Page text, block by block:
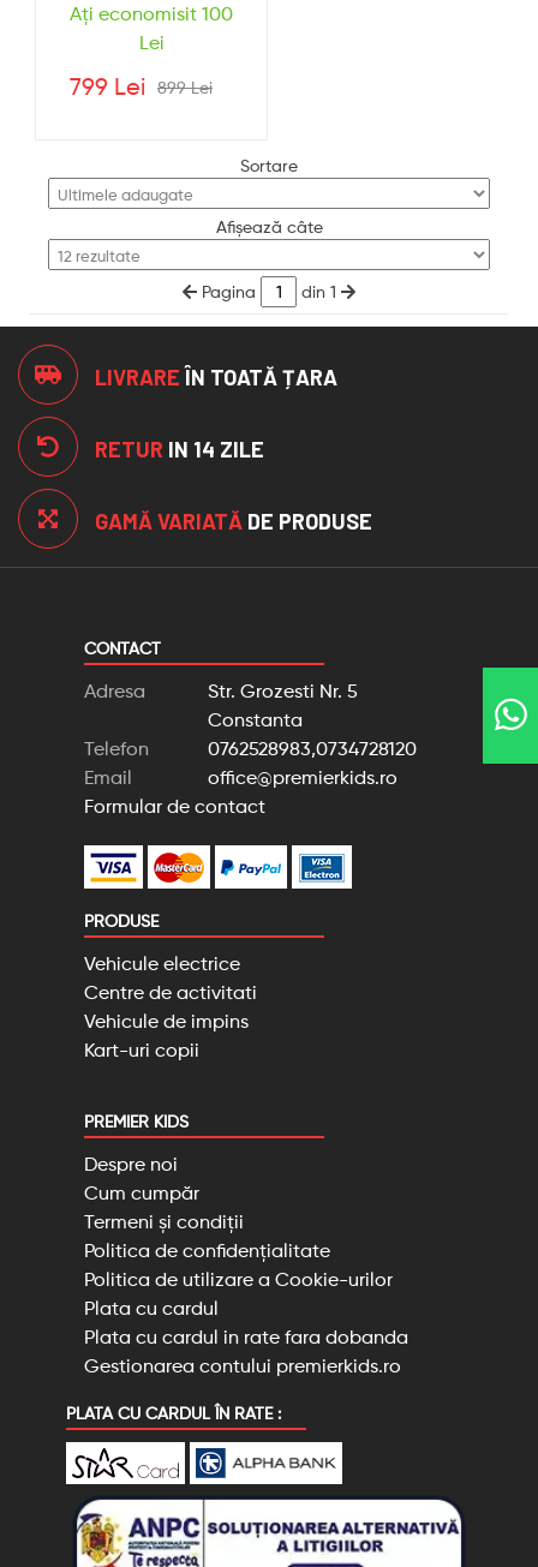
Ați economisit 100
Lei
899 Lei
799 Lei
Sortare
Afișează câte
Pagina din 1
LIVRAREÎN TOATĂ ȚARA
RETUR IN 14 ZILE
GAMĂ VARIATĂ DE PRODUSE
CONTACT
Adresa
Str. Grozesti Nr. 5
Constanta
Telefon
0762528983,0734728120
Email
office@premierkids.ro
Formular de contact
PRODUSE
Vehicule electrice
Centre de activitati
Vehicule de impins
Kart-uri copii
PREMIER KIDS
Despre noi
Cum cumpăr
Termeni și condiții
Politica de confidențialitate
Politica de utilizare a Cookie-urilor
Plata cu cardul
Plata cu cardul in rate fara dobanda
Gestionarea contului premierkids.ro
PLATA CU CARDUL ÎN RATE :